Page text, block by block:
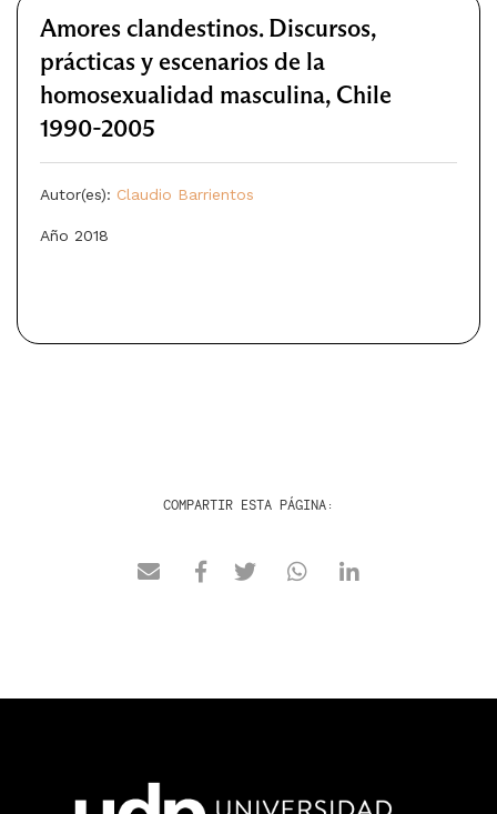
Amores clandestinos. Discursos,
prácticas y escenarios de la
homosexualidad masculina, Chile
1990-2005
Autor(es): Claudio Barrientos
Año 2018
COMPARTIR ESTA PÁGINA: